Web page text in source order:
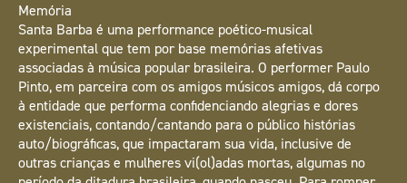
Memória
Santa Barba é uma performance poético-musical
experimental que tem por base memórias afetivas
associadas à música popular brasileira. O performer Paulo
Pinto, em parceira com os amigos músicos amigos, dá corpo
à entidade que performa confidenciando alegrias e dores
existenciais, contando/cantando para o público histórias
auto/biográficas, que impactaram sua vida, inclusive de
outras crianças e mulheres vi(ol)adas mortas, algumas no